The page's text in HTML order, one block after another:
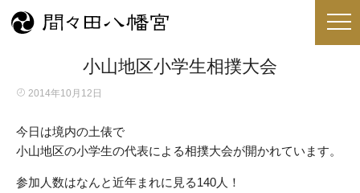
小山地区小学生相撲大会
2014年10月12日
今日は境内の土俵で
小山地区の小学生の代表による相撲大会が開かれています。
参加人数はなんと近年まれに見る140人！